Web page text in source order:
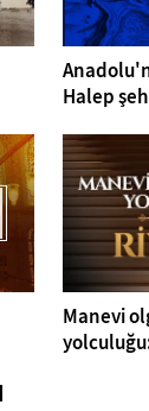
Halep
Manevi